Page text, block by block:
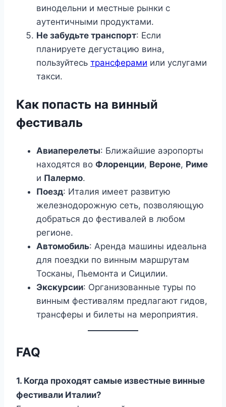
винодельни и местные рынки с
аутентичными продуктами.
Не забудьте транспорт: Если
планируете дегустацию вина,
пользуйтесь трансферами или услугами
такси.
Как попасть на винный
фестиваль
Авиаперелеты: Ближайшие аэропорты
находятся во Флоренции, Вероне, Риме
и Палермо.
Поезд: Италия имеет развитую
железнодорожную сеть, позволяющую
добраться до фестивалей в любом
регионе.
Автомобиль: Аренда машины идеальна
для поездки по винным маршрутам
Тосканы, Пьемонта и Сицилии.
Экскурсии: Организованные туры по
винным фестивалям предлагают гидов,
трансферы и билеты на мероприятия.
FAQ
1. Когда проходят самые известные винные
фестивали Италии?